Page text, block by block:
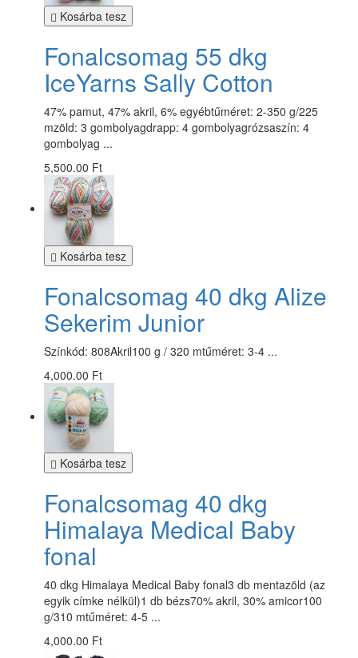
Kosárba tesz
Fonalcsomag 55 dkg
IceYarns Sally Cotton
47% pamut, 47% akril, 6% egyébtűméret: 2-350 g/225
mzöld: 3 gombolyagdrapp: 4 gombolyagrózsaszín: 4
gombolyag ...
5,500.00 Ft
Kosárba tesz
Fonalcsomag 40 dkg Alize
Sekerim Junior
Színkód: 808Akril100 g / 320 mtűméret: 3-4 ...
4,000.00 Ft
Kosárba tesz
Fonalcsomag 40 dkg
Himalaya Medical Baby
fonal
40 dkg Himalaya Medical Baby fonal3 db mentazöld (az
egyik címke nélkül)1 db bézs70% akril, 30% amicor100
g/310 mtűméret: 4-5 ...
4,000.00 Ft